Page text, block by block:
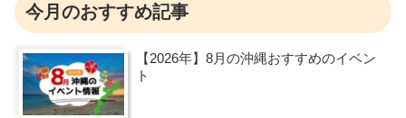
今月のおすすめ記事
【2026年】8月の沖縄おすすめのイベン
ト